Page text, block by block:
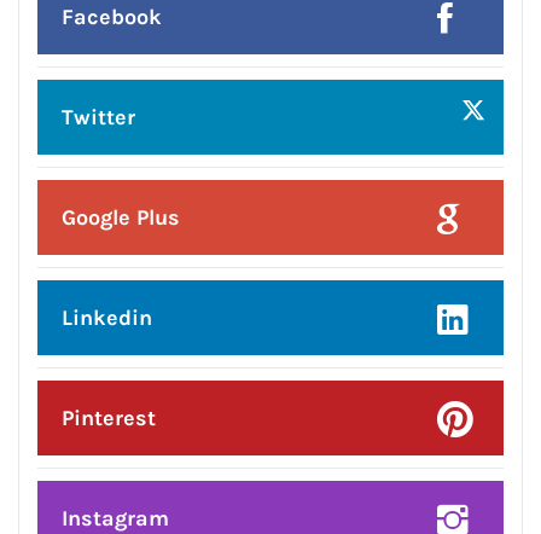
Facebook
Twitter
Google Plus
Linkedin
Pinterest
Instagram